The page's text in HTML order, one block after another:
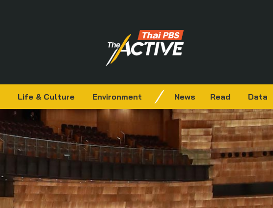
Life & Culture Environment News Read Data